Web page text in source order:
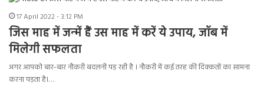
17 April 2022 - 3:12 PM
जिस माह में जन्‍में हैं उस माह में करें ये उपाय, जॉब में
मिलेगी सफलता
अगर आपको बार-बार नौकरी बदलनी पड़ रही है । नौकरी में कई तरह की दिक्‍कतों का सामना
करना पड़ता है।…